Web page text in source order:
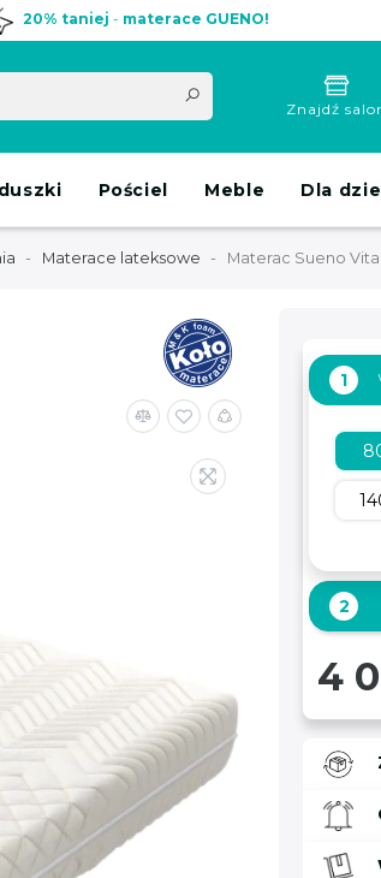
20% taniej - materace GUENO!
Znajdź
Pościel Meble Dla
Materace lateksowe Materac Sueno
1
2
4